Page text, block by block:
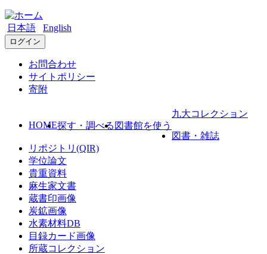
日本語 English
ログイン
お問合わせ
サイトポリシー
寄附
HOME探す・調べる 図書館を使う
九大コレクション
図書・雑誌
リポジトリ(QIR)
学位論文
貴重資料
麻生家文書
蔵書印画像
炭鉱画像
水素材料DB
目録カード画像
所蔵コレクション